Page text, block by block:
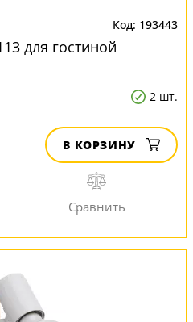
193443
для гостиной
2 шт.
В КОРЗИНУ